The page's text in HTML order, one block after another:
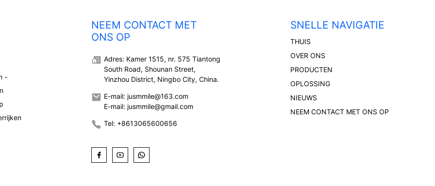
-
NEEM CONTACT MET
ONS OP
Adres: Kamer 1515, nr. 575 Tiantong
South Road, Shounan Street,
Yinzhou District, Ningbo City, China.
E-mail: jusmmile@163.com
E-mail: jusmmile@gmail.com
Tel: +8613065600656
SNELLE NAVIGATIE
THUIS
OVER ONS
PRODUCTEN
OPLOSSING
NIEUWS
NEEM CONTACT MET ONS OP